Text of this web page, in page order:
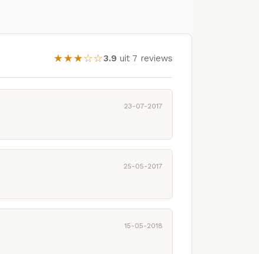
★★★☆☆3.9 uit 7 reviews
23-07-2017
25-05-2017
15-05-2018